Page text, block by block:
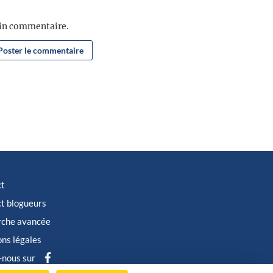
commentaire.
blogueurs
avancée
légales
sur